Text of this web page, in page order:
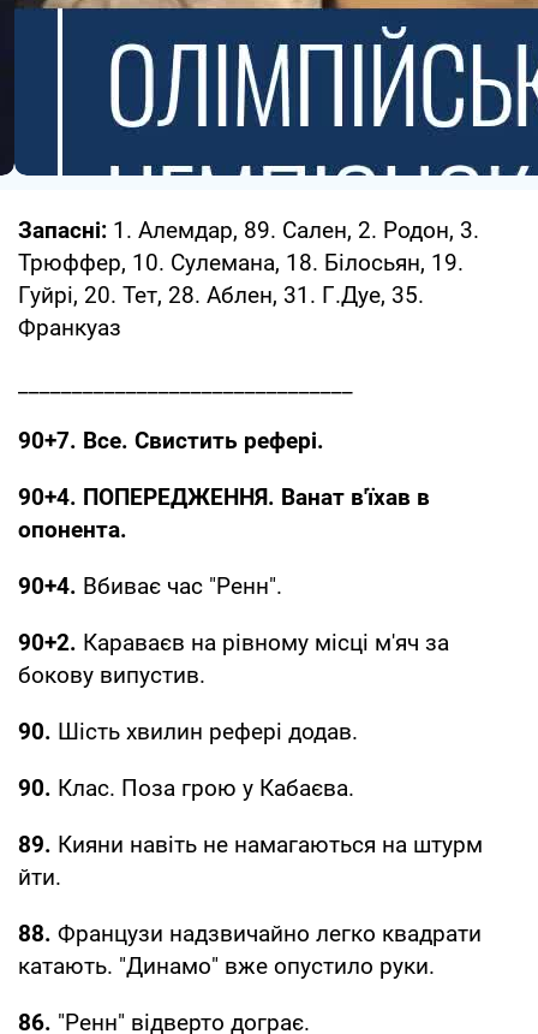
Запасні: 1. Алемдар, 89. Сален, 2. Родон, 3.
Трюффер, 10. Сулемана, 18. Білосьян, 19.
Гуйрі, 20. Тет, 28. Аблен, 31. Г.Дуе, 35.
Франкуаз
90+7. Все. Свистить рефері.
90+4. ПОПЕРЕДЖЕННЯ. Ванат в'їхав в
опонента.
90+4. Вбиває час "Ренн".
90+2. Караваєв на рівному місці м'яч за
бокову випустив.
90. Шість хвилин рефері додав.
90. Клас. Поза грою у Кабаєва.
89. Кияни навіть не намагаються на штурм
йти.
88. Французи надзвичайно легко квадрати
катають. "Динамо" вже опустило руки.
86. "Ренн" відверто дограє.